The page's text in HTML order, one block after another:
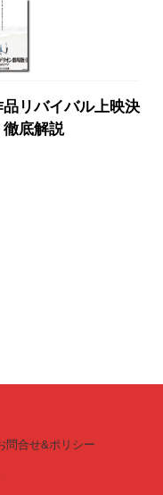
品リバイバル上映決
徹底解説
問合せ&ポリシー